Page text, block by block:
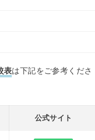
表は下記をご参考くださ
公式サイト